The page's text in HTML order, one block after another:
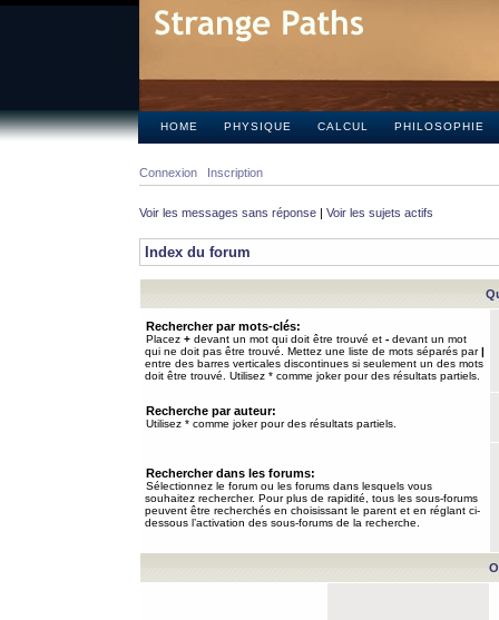
HOME PHYSIQUE CALCUL PHILOSOPHIE
Connexion Inscription
Voir les messages sans réponse | Voir les sujets actifs
Index du forum
Rechercher par mots-clés:
Placez + devant un mot qui doit être trouvé et - devant un mot
qui ne doit pas être trouvé. Mettez une liste de mots séparés par|
entre des barres verticales discontinues si seulement un des mots
doit être trouvé. Utilisez * comme joker pour des résultats partiels.
Recherche par auteur:
Utilisez * comme joker pour des résultats partiels.
Rechercher dans les forums:
Sélectionnez le forum ou les forums dans lesquels vous
souhaitez rechercher. Pour plus de rapidité, tous les sous-forums
peuvent être recherchés en choisissant le parent et en réglant ci-
dessous l’activation des sous-forums de la recherche.